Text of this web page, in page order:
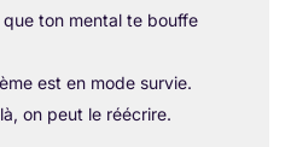
ton mental te bouffe
est en mode survie.
on peut le réécrire.